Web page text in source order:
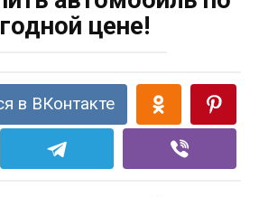
цене!
в ВКонтакте